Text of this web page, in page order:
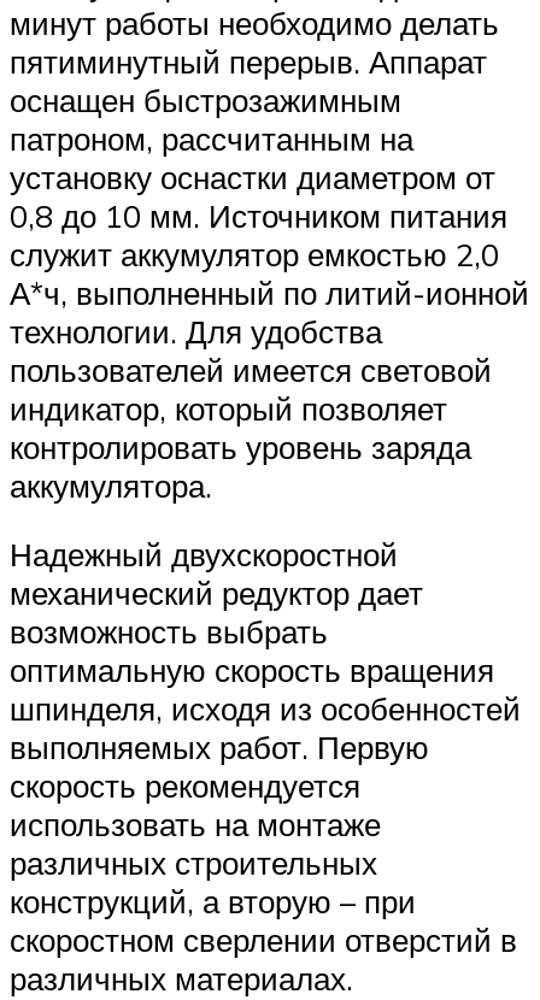
минут работы необходимо делать
пятиминутный перерыв. Аппарат
оснащен быстрозажимным
патроном, рассчитанным на
установку оснастки диаметром от
0,8 до 10 мм. Источником питания
служит аккумулятор емкостью 2,0
А*ч, выполненный по литий-ионной
технологии. Для удобства
пользователей имеется световой
индикатор, который позволяет
контролировать уровень заряда
аккумулятора.
Надежный двухскоростной
механический редуктор дает
возможность выбрать
оптимальную скорость вращения
шпинделя, исходя из особенностей
выполняемых работ. Первую
скорость рекомендуется
использовать на монтаже
различных строительных
конструкций, а вторую – при
скоростном сверлении отверстий в
различных материалах.